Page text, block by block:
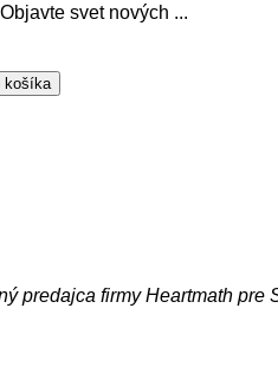
svet nových ...
predajca firmy Heartmath pre